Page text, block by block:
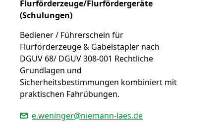
Flurförderzeuge/Flurfördergeräte
(Schulungen)
Bediener / Führerschein für
Flurförderzeuge & Gabelstapler nach
DGUV 68/ DGUV 308-001 Rechtliche
Grundlagen und
Sicherheitsbestimmungen kombiniert mit
praktischen Fahrübungen.
e.weninger@niemann-laes.de